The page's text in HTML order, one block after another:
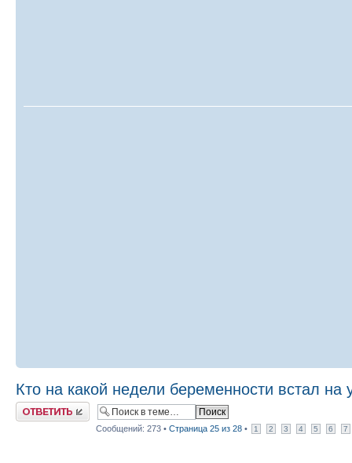
Кто на какой недели беременности встал на
Ответить
Сообщений: 273 • Страница 25 из 28 • 1 2 3 4 5 6 7